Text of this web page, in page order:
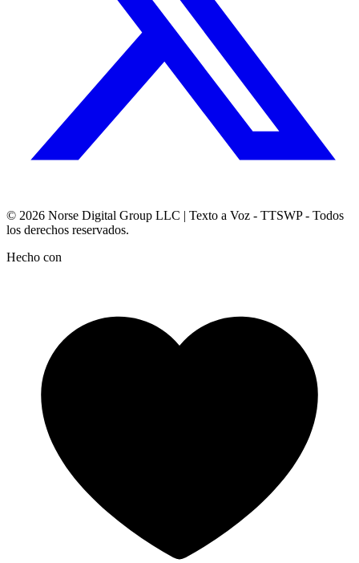
© 2026 Norse Digital Group LLC | Texto a Voz - TTSWP - Todos
los derechos reservados.
Hecho con